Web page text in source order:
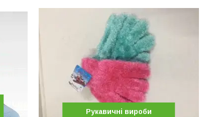
Рукавичні вироби